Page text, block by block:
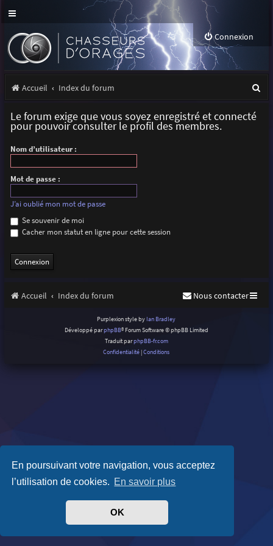
En poursuivant votre navigation, vous acceptez
l’utilisation de cookies. En savoir plus
OK
Connexion
Accueil Index du forum
Le forum exige que vous soyez enregistré et connecté
pour pouvoir consulter le profil des membres.
Nom d’utilisateur :
Mot de passe :
J’ai oublié mon mot de passe
Se souvenir de moi
Cacher mon statut en ligne pour cette session
Accueil Index du forum Nous contacter
Purplexion style by Ian Bradley
Développé parphpBB® Forum Software © phpBB Limited
Traduit parphpBB-fr.com
Confidentialité |Conditions